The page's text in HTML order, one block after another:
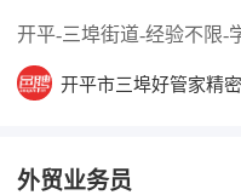
开平-三埠街道-经验不限-
开平市三埠好管家精
外贸业务员